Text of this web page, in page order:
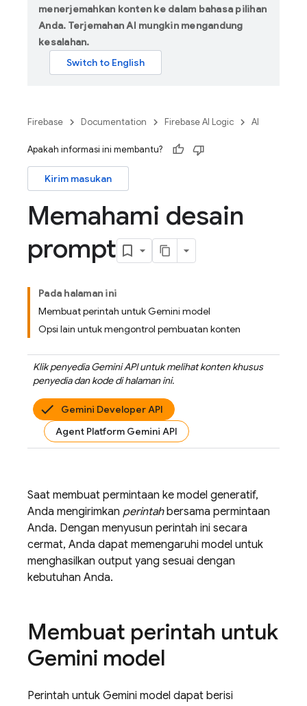
menerjemahkan konten ke dalam bahasa pilihan
Anda. Terjemahan AI mungkin mengandung
kesalahan.
Firebase Documentation Firebase AI Logic AI
Apakah informasi ini membantu?
Kirim masukan
Memahami desain
prompt
Pada halaman ini
Membuat perintah untuk Gemini model
Opsi lain untuk mengontrol pembuatan konten
Klik penyediaGemini APIuntuk melihat konten khusus
penyedia dan kode di halaman ini.
Gemini Developer API
Agent Platform Gemini API
Saat membuat permintaan ke model generatif,
Anda mengirimkan perintahbersama permintaan
Anda. Dengan menyusun perintah ini secara
cermat, Anda dapat memengaruhi model untuk
menghasilkan output yang sesuai dengan
kebutuhan Anda.
Membuat perintah untuk
Gemini model
Perintah untuk Gemini model dapat berisi